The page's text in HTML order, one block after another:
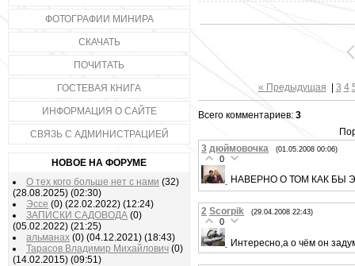
ФОТОГРАФИИ МИНИРА
СКАЧАТЬ
ПОЧИТАТЬ
ГОСТЕВАЯ КНИГА
ИНФОРМАЦИЯ О САЙТЕ
СВЯЗЬ С АДМИНИСТРАЦИЕЙ
НОВОЕ НА ФОРУМЕ
О тех кого больше нет с нами (32)
(28.08.2025) (02:30)
Эссе (0) (22.02.2022) (12:24)
ЗАПИСКИ САДОВОДА (0)
(05.02.2022) (21:25)
альманах (0) (04.12.2021) (18:43)
Тарасов Владимир Михайлович (0)
(14.02.2015) (09:51)
« Предыдущая 3 4
Всего комментариев: 3
3 дюймовочка (01.05.2008 00:06)
0
НАВЕРНО О ТОМ КАК БЫ
2 Scorpik (29.04.2008 22:43)
0
Интересно,а о чём он